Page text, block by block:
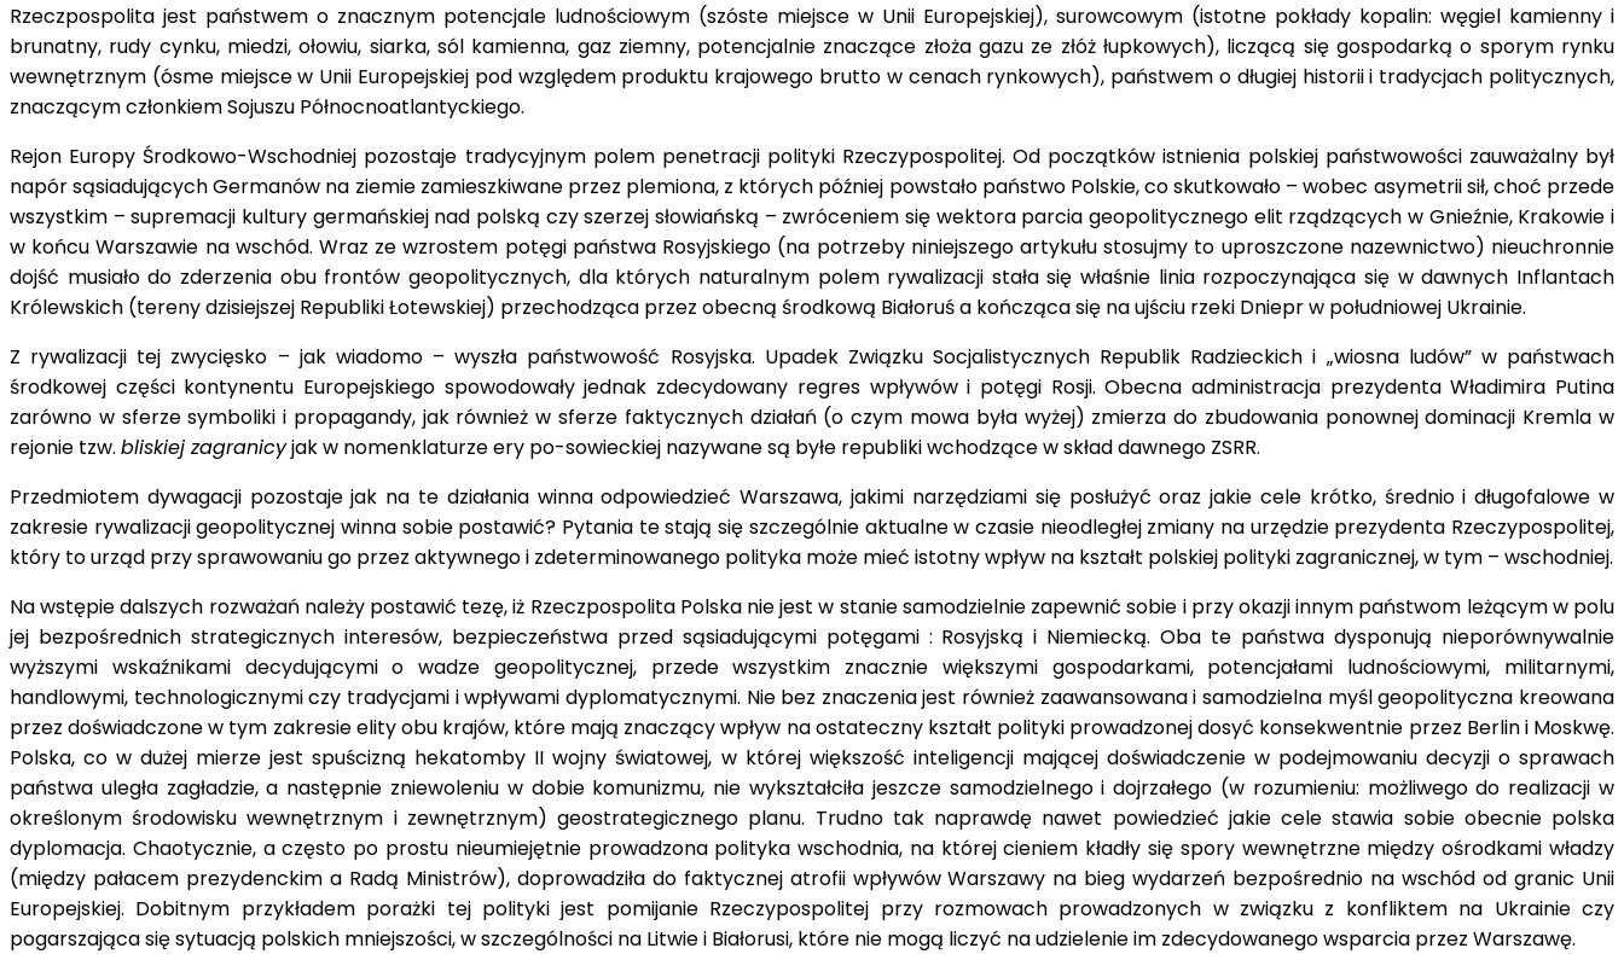
Rzeczpospolita jest państwem o znacznym potencjale ludnościowym (szóste miejsce w Unii Europejskiej), surowcowym (istotne pokłady kopalin: węgiel kamienny i
brunatny, rudy cynku, miedzi, ołowiu, siarka, sól kamienna, gaz ziemny, potencjalnie znaczące złoża gazu ze złóż łupkowych), liczącą się gospodarką o sporym rynku
wewnętrznym (ósme miejsce w Unii Europejskiej pod względem produktu krajowego brutto w cenach rynkowych), państwem o długiej historii i tradycjach politycznych,
znaczącym członkiem Sojuszu Północnoatlantyckiego.
Rejon Europy Środkowo-Wschodniej pozostaje tradycyjnym polem penetracji polityki Rzeczypospolitej. Od początków istnienia polskiej państwowości zauważalny był
napór sąsiadujących Germanów na ziemie zamieszkiwane przez plemiona, z których później powstało państwo Polskie, co skutkowało – wobec asymetrii sił, choć przede
wszystkim – supremacji kultury germańskiej nad polską czy szerzej słowiańską – zwróceniem się wektora parcia geopolitycznego elit rządzących w Gnieźnie, Krakowie i
w końcu Warszawie na wschód. Wraz ze wzrostem potęgi państwa Rosyjskiego (na potrzeby niniejszego artykułu stosujmy to uproszczone nazewnictwo) nieuchronnie
dojść musiało do zderzenia obu frontów geopolitycznych, dla których naturalnym polem rywalizacji stała się właśnie linia rozpoczynająca się w dawnych Inflantach
Królewskich (tereny dzisiejszej Republiki Łotewskiej) przechodząca przez obecną środkową Białoruś a kończąca się na ujściu rzeki Dniepr w południowej Ukrainie.
Z rywalizacji tej zwycięsko – jak wiadomo – wyszła państwowość Rosyjska. Upadek Związku Socjalistycznych Republik Radzieckich i „wiosna ludów” w państwach
środkowej części kontynentu Europejskiego spowodowały jednak zdecydowany regres wpływów i potęgi Rosji. Obecna administracja prezydenta Władimira Putina
zarówno w sferze symboliki i propagandy, jak również w sferze faktycznych działań (o czym mowa była wyżej) zmierza do zbudowania ponownej dominacji Kremla w
rejonie tzw. bliskiej zagranicyjak w nomenklaturze ery po-sowieckiej nazywane są byłe republiki wchodzące w skład dawnego ZSRR.
Przedmiotem dywagacji pozostaje jak na te działania winna odpowiedzieć Warszawa, jakimi narzędziami się posłużyć oraz jakie cele krótko, średnio i długofalowe w
zakresie rywalizacji geopolitycznej winna sobie postawić? Pytania te stają się szczególnie aktualne w czasie nieodległej zmiany na urzędzie prezydenta Rzeczypospolitej,
który to urząd przy sprawowaniu go przez aktywnego i zdeterminowanego polityka może mieć istotny wpływ na kształt polskiej polityki zagranicznej, w tym – wschodniej.
Na wstępie dalszych rozważań należy postawić tezę, iż Rzeczpospolita Polska nie jest w stanie samodzielnie zapewnić sobie i przy okazji innym państwom leżącym w polu
jej bezpośrednich strategicznych interesów, bezpieczeństwa przed sąsiadującymi potęgami : Rosyjską i Niemiecką. Oba te państwa dysponują nieporównywalnie
wyższymi wskaźnikami decydującymi o wadze geopolitycznej, przede wszystkim znacznie większymi gospodarkami, potencjałami ludnościowymi, militarnymi,
handlowymi, technologicznymi czy tradycjami i wpływami dyplomatycznymi. Nie bez znaczenia jest również zaawansowana i samodzielna myśl geopolityczna kreowana
przez doświadczone w tym zakresie elity obu krajów, które mają znaczący wpływ na ostateczny kształt polityki prowadzonej dosyć konsekwentnie przez Berlin i Moskwę.
Polska, co w dużej mierze jest spuścizną hekatomby II wojny światowej, w której większość inteligencji mającej doświadczenie w podejmowaniu decyzji o sprawach
państwa uległa zagładzie, a następnie zniewoleniu w dobie komunizmu, nie wykształciła jeszcze samodzielnego i dojrzałego (w rozumieniu: możliwego do realizacji w
określonym środowisku wewnętrznym i zewnętrznym) geostrategicznego planu. Trudno tak naprawdę nawet powiedzieć jakie cele stawia sobie obecnie polska
dyplomacja. Chaotycznie, a często po prostu nieumiejętnie prowadzona polityka wschodnia, na której cieniem kładły się spory wewnętrzne między ośrodkami władzy
(między pałacem prezydenckim a Radą Ministrów), doprowadziła do faktycznej atrofii wpływów Warszawy na bieg wydarzeń bezpośrednio na wschód od granic Unii
Europejskiej. Dobitnym przykładem porażki tej polityki jest pomijanie Rzeczypospolitej przy rozmowach prowadzonych w związku z konfliktem na Ukrainie czy
pogarszająca się sytuacją polskich mniejszości, w szczególności na Litwie i Białorusi, które nie mogą liczyć na udzielenie im zdecydowanego wsparcia przez Warszawę.